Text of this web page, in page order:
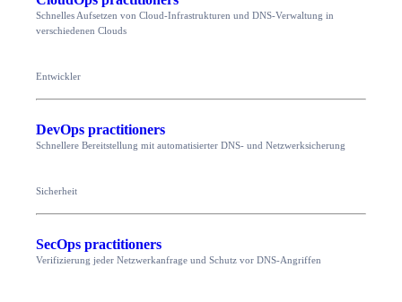
Schnelles Aufsetzen von Cloud-Infrastrukturen und DNS-Verwaltung in
verschiedenen Clouds
Entwickler
DevOps practitioners
Schnellere Bereitstellung mit automatisierter DNS- und Netzwerksicherung
Sicherheit
SecOps practitioners
Verifizierung jeder Netzwerkanfrage und Schutz vor DNS-Angriffen